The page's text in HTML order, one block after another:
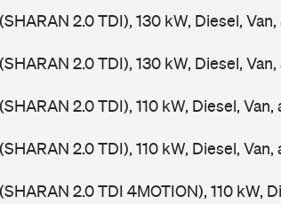
2.0 TDI), 130 kW, Diesel, Van,
2.0 TDI), 130 kW, Diesel, Van,
2.0 TDI), 110 kW, Diesel, Van,
2.0 TDI), 110 kW, Diesel, Van,
2.0 TDI 4MOTION), 110 kW,